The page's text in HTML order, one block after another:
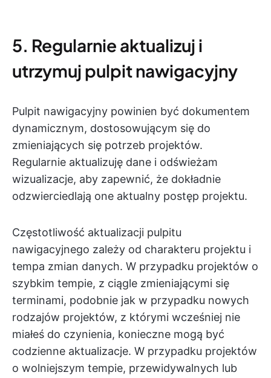
5. Regularnie aktualizuj i
utrzymuj pulpit nawigacyjny
Pulpit nawigacyjny powinien być dokumentem
dynamicznym, dostosowującym się do
zmieniających się potrzeb projektów.
Regularnie aktualizuję dane i odświeżam
wizualizacje, aby zapewnić, że dokładnie
odzwierciedlają one aktualny postęp projektu.
Częstotliwość aktualizacji pulpitu
nawigacyjnego zależy od charakteru projektu i
tempa zmian danych. W przypadku projektów o
szybkim tempie, z ciągle zmieniającymi się
terminami, podobnie jak w przypadku nowych
rodzajów projektów, z którymi wcześniej nie
miałeś do czynienia, konieczne mogą być
codzienne aktualizacje. W przypadku projektów
o wolniejszym tempie, przewidywalnych lub